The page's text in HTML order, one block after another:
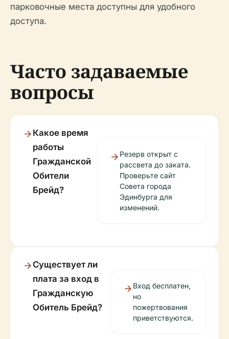
парковочные места доступны для удобного
доступа.
Часто задаваемые
вопросы
Какое время
работы
Гражданской
Обители
Брейд?
Резерв открыт с
рассвета до заката.
Проверьте сайт
Совета города
Эдинбурга для
изменений.
Существует ли
плата за вход в
Гражданскую
Обитель Брейд?
Вход бесплатен,
но
пожертвования
приветствуются.